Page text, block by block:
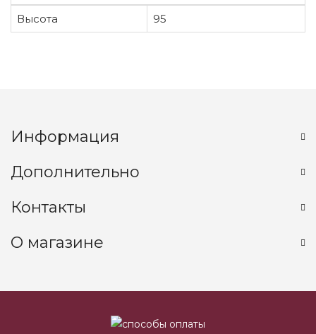
Высота 95
Информация
Дополнительно
Контакты
О магазине